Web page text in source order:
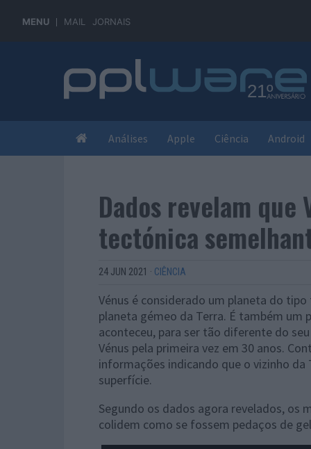
MENU MAIL JORNAIS
Análises Apple Ciência Android
Dados revelam que
tectónica
24 JUN 2021 · CIÊNCIA
Vénus é considerado um planeta do
planeta gémeo da Terra. É também um
aconteceu, para ser tão diferente do
Vénus pela primeira vez em 30 anos.
informações indicando que o vizinho
superfície.
Segundo os dados agora revelados, os
colidem como se fossem pedaços de